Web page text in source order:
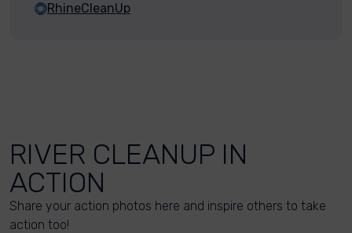
RhineCleanUp
RIVER CLEANUP IN
ACTION
Share your action photos here and inspire others to take
action too!